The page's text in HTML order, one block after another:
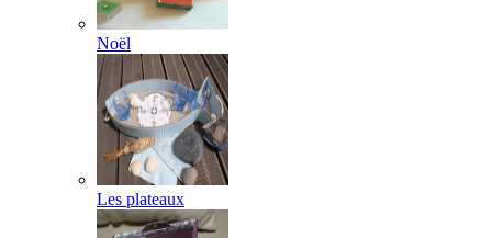
Noël
Les plateaux